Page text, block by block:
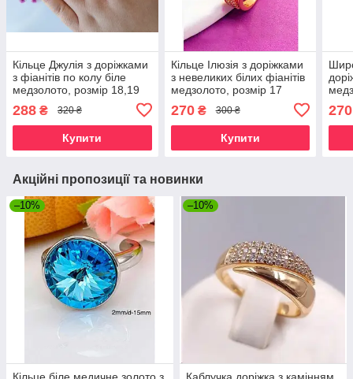
Кільце Джулія з доріжками
з фіанітів по колу біле
медзолото, розмір 18,19
288 ₴ 320 ₴
Купити
Кільце Ілюзія з доріжками
з невеликих білих фіанітів
медзолото, розмір 17
270₴ 300 ₴
Купити
270
Акційні пропозиції та новинки
–10% –10%